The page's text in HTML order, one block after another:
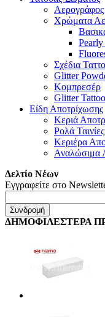
Αερογράφος
Χρώματα
Σχέδια
Glitter
Κομπρεσέρ
Glitter
Είδη Αποτρίχωσης
Κεριά
Ρολά
Κεριέρα
Αναλώσιμα
Δελτίο Νέων
Εγγραφείτε στο
Συνδρομή
ΔΗΜΟΦΙΛΕΣΤΕΡΑ